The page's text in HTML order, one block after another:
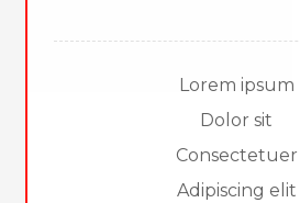
Lorem ipsum
Dolor sit
Consectetuer
Adipiscing elit